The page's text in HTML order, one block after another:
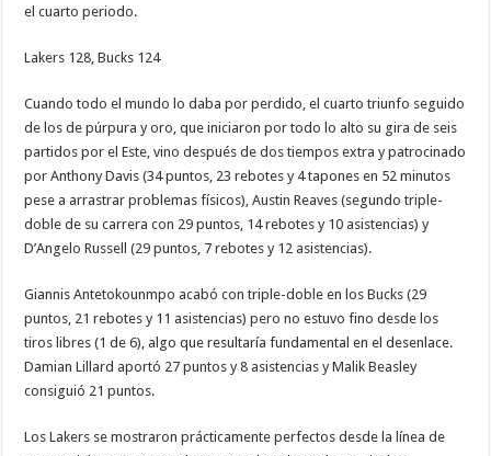
el cuarto periodo.
Lakers 128, Bucks 124
Cuando todo el mundo lo daba por perdido, el cuarto triunfo seguido
de los de púrpura y oro, que iniciaron por todo lo alto su gira de seis
partidos por el Este, vino después de dos tiempos extra y patrocinado
por Anthony Davis (34 puntos, 23 rebotes y 4 tapones en 52 minutos
pese a arrastrar problemas físicos), Austin Reaves (segundo triple-
doble de su carrera con 29 puntos, 14 rebotes y 10 asistencias) y
D’Angelo Russell (29 puntos, 7 rebotes y 12 asistencias).
Giannis Antetokounmpo acabó con triple-doble en los Bucks (29
puntos, 21 rebotes y 11 asistencias) pero no estuvo fino desde los
tiros libres (1 de 6), algo que resultaría fundamental en el desenlace.
Damian Lillard aportó 27 puntos y 8 asistencias y Malik Beasley
consiguió 21 puntos.
Los Lakers se mostraron prácticamente perfectos desde la línea de